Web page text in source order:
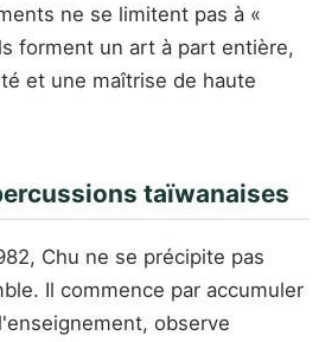
ne se limitent pas à «
forment un art à part entière,
et une maîtrise de haute
taïwanaises
Chu ne se précipite pas
Il commence par accumuler
observe